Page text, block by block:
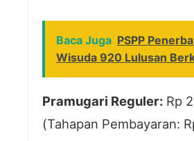
Baca Juga PSPP
Wisuda 920 Lulusan
Pramugari Reguler: Rp
(Tahapan Pembayaran: